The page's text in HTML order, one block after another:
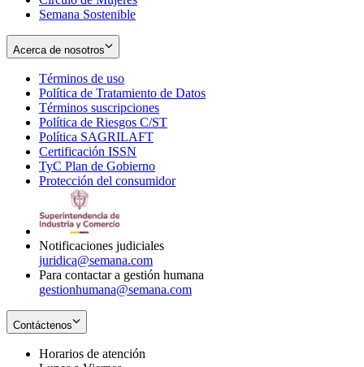
Semana Sostenible
Acerca de nosotros
Términos de uso
in
new
window
Política de Tratamiento de Datos
Términos suscripciones
in
Política de Riesgos C/ST
Política SAGRILAFT
new
window
Certificación ISSN
in
new
TyC Plan de Gobierno
in
Protección del consumidorOpens
Notificaciones judiciales
juridica@semana.com
Para contactar a gestión humana
gestionhumana@semana.com
Contáctenos
Horarios de atención